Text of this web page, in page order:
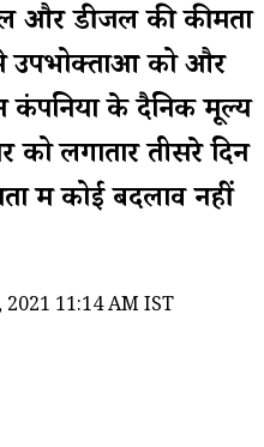
और डीजल की कीमतों
उपभोक्ताओं को और
कंपनियों के दैनिक मूल्य
को लगातार तीसरे दिन
में कोई बदलाव नहीं
11:14 AM IST